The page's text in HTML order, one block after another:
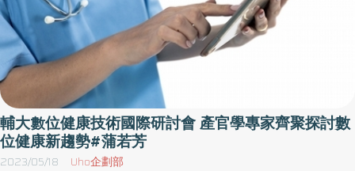
輔大數位健康技術國際研討會 產官學專家齊聚探討數
位健康新趨勢#蒲若芳
2023/05/18 Uho企劃部